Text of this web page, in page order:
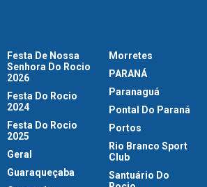
Festa De Nossa
Senhora Do Rocio
2026
Festa Do Rocio
2024
Festa Do Rocio
2025
Geral
Guaraqueçaba
Morretes
PARANÁ
Paranaguá
Pontal Do Paraná
Portos
Rio Branco Sport
Club
Santuário Do